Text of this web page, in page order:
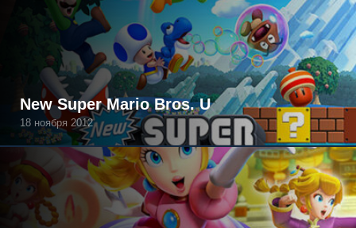
New Super Mario Bros. U
18 ноября 2012